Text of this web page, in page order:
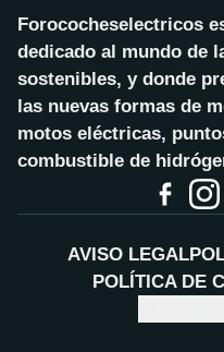
Forococheselectricos
dedicado al mundo de
sostenibles, y donde
las nuevas formas de
motos eléctricas,
combustible de
AVISO LEGAL
POLÍTICA DE